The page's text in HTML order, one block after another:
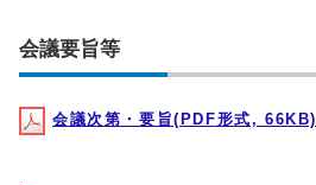
会議要旨等
会議次第・要旨(PDF形式, 66KB)